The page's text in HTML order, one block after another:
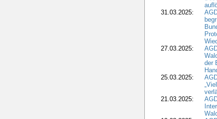
31.03.2025:
27.03.2025:
der
25.03.2025:
21.03.2025: